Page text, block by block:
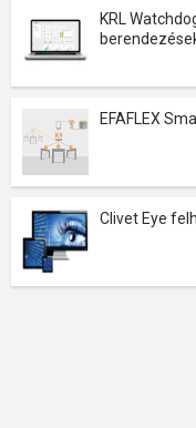
KRL
EFAFLEX
Clivet Eye